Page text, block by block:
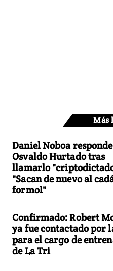
Más
Daniel Noboa
Osvaldo Hurtado tras
llamarlo
"Sacan de nuevo al
formol"
Confirmado: Robert
ya fue contactado por
para el cargo de
de La Tri